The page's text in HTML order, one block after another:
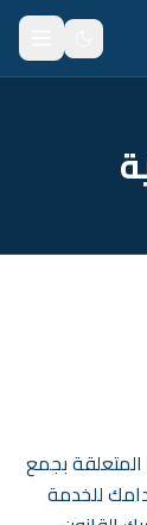
بجمع
للخدمة